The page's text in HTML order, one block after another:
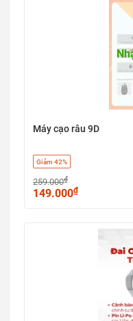
#LỗVũ1 #vuabanlo
#WekomeWTF26
#PhuKienMuaHe
Máy cạo râu 9D
Giảm 42%
259.000₫
149.000₫